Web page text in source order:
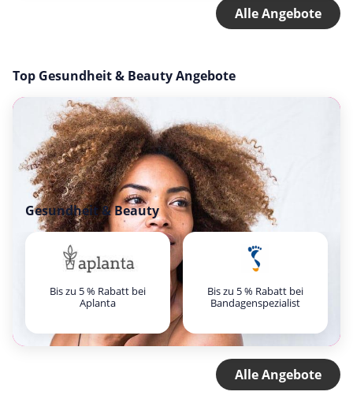
Alle Angebote
Top Gesundheit & Beauty Angebote
Gesundheit & Beauty
Bis zu 5 % Rabatt bei
Aplanta
Bis zu 5 % Rabatt bei
Bandagenspezialist
Alle Angebote